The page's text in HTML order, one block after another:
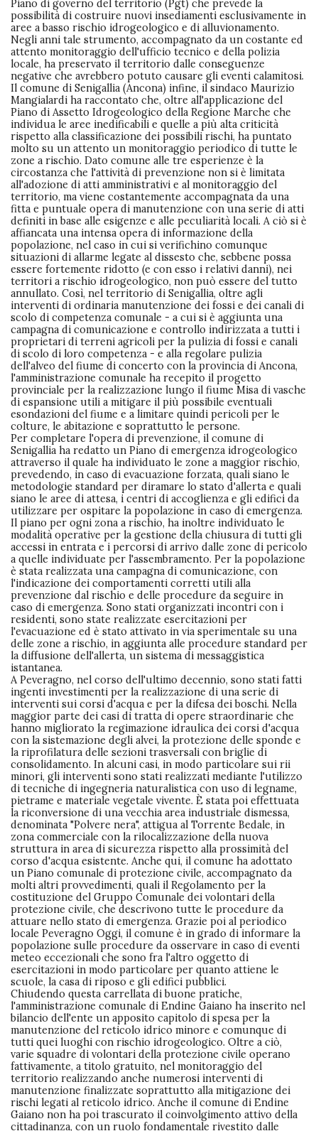
Piano di governo del territorio (Pgt) che prevede la
possibilità di costruire nuovi insediamenti esclusivamente in
aree a basso rischio idrogeologico e di alluvionamento.
Negli anni tale strumento, accompagnato da un costante ed
attento monitoraggio dell'ufficio tecnico e della polizia
locale, ha preservato il territorio dalle conseguenze
negative che avrebbero potuto causare gli eventi calamitosi.
Il comune di Senigallia (Ancona) infine, il sindaco Maurizio
Mangialardi ha raccontato che, oltre all'applicazione del
Piano di Assetto Idrogeologico della Regione Marche che
individua le aree inedificabili e quelle a più alta criticità
rispetto alla classificazione dei possibili rischi, ha puntato
molto su un attento un monitoraggio periodico di tutte le
zone a rischio. Dato comune alle tre esperienze è la
circostanza che l'attività di prevenzione non si è limitata
all'adozione di atti amministrativi e al monitoraggio del
territorio, ma viene costantemente accompagnata da una
fitta e puntuale opera di manutenzione con una serie di atti
definiti in base alle esigenze e alle peculiarità locali. A ciò si è
affiancata una intensa opera di informazione della
popolazione, nel caso in cui si verifichino comunque
situazioni di allarme legate al dissesto che, sebbene possa
essere fortemente ridotto (e con esso i relativi danni), nei
territori a rischio idrogeologico, non può essere del tutto
annullato. Così, nel territorio di Senigallia, oltre agli
interventi di ordinaria manutenzione dei fossi e dei canali di
scolo di competenza comunale - a cui si è aggiunta una
campagna di comunicazione e controllo indirizzata a tutti i
proprietari di terreni agricoli per la pulizia di fossi e canali
di scolo di loro competenza - e alla regolare pulizia
dell'alveo del fiume di concerto con la provincia di Ancona,
l'amministrazione comunale ha recepito il progetto
provinciale per la realizzazione lungo il fiume Misa di vasche
di espansione utili a mitigare il più possibile eventuali
esondazioni del fiume e a limitare quindi pericoli per le
colture, le abitazione e soprattutto le persone.
Per completare l'opera di prevenzione, il comune di
Senigallia ha redatto un Piano di emergenza idrogeologico
attraverso il quale ha individuato le zone a maggior rischio,
prevedendo, in caso di evacuazione forzata, quali siano le
metodologie standard per diramare lo stato d'allerta e quali
siano le aree di attesa, i centri di accoglienza e gli edifici da
utilizzare per ospitare la popolazione in caso di emergenza.
Il piano per ogni zona a rischio, ha inoltre individuato le
modalità operative per la gestione della chiusura di tutti gli
accessi in entrata e i percorsi di arrivo dalle zone di pericolo
a quelle individuate per l'assembramento. Per la popolazione
è stata realizzata una campagna di comunicazione, con
l'indicazione dei comportamenti corretti utili alla
prevenzione dal rischio e delle procedure da seguire in
caso di emergenza. Sono stati organizzati incontri con i
residenti, sono state realizzate esercitazioni per
l'evacuazione ed è stato attivato in via sperimentale su una
delle zone a rischio, in aggiunta alle procedure standard per
la diffusione dell'allerta, un sistema di messaggistica
istantanea.
A Peveragno, nel corso dell'ultimo decennio, sono stati fatti
ingenti investimenti per la realizzazione di una serie di
interventi sui corsi d'acqua e per la difesa dei boschi. Nella
maggior parte dei casi di tratta di opere straordinarie che
hanno migliorato la regimazione idraulica dei corsi d'acqua
con la sistemazione degli alvei, la protezione delle sponde e
la riprofilatura delle sezioni trasversali con briglie di
consolidamento. In alcuni casi, in modo particolare sui rii
minori, gli interventi sono stati realizzati mediante l'utilizzo
di tecniche di ingegneria naturalistica con uso di legname,
pietrame e materiale vegetale vivente. È stata poi effettuata
la riconversione di una vecchia area industriale dismessa,
denominata "Polvere nera", attigua al Torrente Bedale, in
zona commerciale con la rilocalizzazione della nuova
struttura in area di sicurezza rispetto alla prossimità del
corso d'acqua esistente. Anche qui, il comune ha adottato
un Piano comunale di protezione civile, accompagnato da
molti altri provvedimenti, quali il Regolamento per la
costituzione del Gruppo Comunale dei volontari della
protezione civile, che descrivono tutte le procedure da
attuare nello stato di emergenza. Grazie poi al periodico
locale Peveragno Oggi, il comune è in grado di informare la
popolazione sulle procedure da osservare in caso di eventi
meteo eccezionali che sono fra l'altro oggetto di
esercitazioni in modo particolare per quanto attiene le
scuole, la casa di riposo e gli edifici pubblici.
Chiudendo questa carrellata di buone pratiche,
l'amministrazione comunale di Endine Gaiano ha inserito nel
bilancio dell'ente un apposito capitolo di spesa per la
manutenzione del reticolo idrico minore e comunque di
tutti quei luoghi con rischio idrogeologico. Oltre a ciò,
varie squadre di volontari della protezione civile operano
fattivamente, a titolo gratuito, nel monitoraggio del
territorio realizzando anche numerosi interventi di
manutenzione finalizzate soprattutto alla mitigazione dei
rischi legati al reticolo idrico. Anche il comune di Endine
Gaiano non ha poi trascurato il coinvolgimento attivo della
cittadinanza, con un ruolo fondamentale rivestito dalle